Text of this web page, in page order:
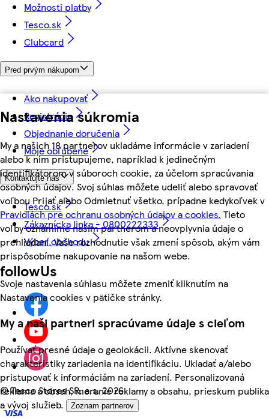
Nastavenia súkromia
My a našich 18 partnerov ukladáme informácie v zariadení
alebo k nim pristupujeme, napríklad k jedinečným
identifikátorom v súboroch cookie, za účelom spracúvania
osobných údajov. Svoj súhlas môžete udeliť alebo spravovať
voľbou Prijať alebo Odmietnuť všetko, prípadne kedykoľvek v
Pravidlách pre ochranu osobných údajov a cookies. Tieto
voľby oznámime našim partnerom a neovplyvnia údaje o
prehliadaní. Vaše rozhodnutie však zmení spôsob, akým vám
prispôsobíme nakupovanie na našom webe.
Svoje nastavenia súhlasu môžete zmeniť kliknutím na
Nastavenia cookies v pätičke stránky.
My a naši partneri spracúvame údaje s cieľom
Používať presné údaje o geolokácii. Aktívne skenovať
charakteristiky zariadenia na identifikáciu. Ukladať a/alebo
pristupovať k informáciám na zariadení. Personalizovaná
reklama a obsah, meranie reklamy a obsahu, prieskum publika
a vývoj služieb.
Zoznam partnerov
Možnosti platby
Tesco.sk
Clubcard
Pred prvým nákupom
Ako nakupovať
Registrácia
Objednanie doručenia
Moje obľúbené
Kontaktujte nás
Tesco.sk
Zákaznícka linka - 0800222333
Výber obchodu
followUs
©Tesco Stores SR, a.s. 2026